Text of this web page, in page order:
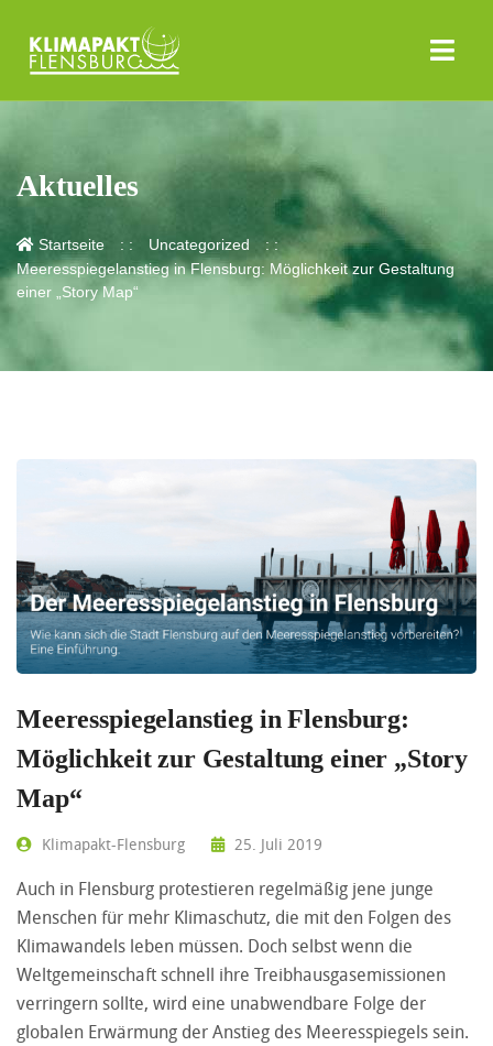
Aktuelles
Startseite
Uncategorized
Meeresspiegelanstieg in Flensburg: Möglichkeit zur Gestaltung
einer „Story Map“
Meeresspiegelanstieg in Flensburg:
Möglichkeit zur Gestaltung einer „Story
Map“
Klimapakt-Flensburg 25. Juli 2019
Auch in Flensburg protestieren regelmäßig jene junge
Menschen für mehr Klimaschutz, die mit den Folgen des
Klimawandels leben müssen. Doch selbst wenn die
Weltgemeinschaft schnell ihre Treibhausgasemissionen
verringern sollte, wird eine unabwendbare Folge der
globalen Erwärmung der Anstieg des Meeresspiegels sein.